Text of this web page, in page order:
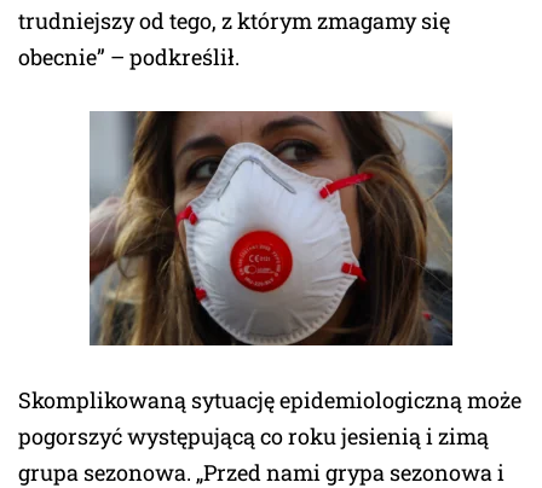
trudniejszy od tego, z którym zmagamy się
obecnie” – podkreślił.
Skomplikowaną sytuację epidemiologiczną może
pogorszyć występującą co roku jesienią i zimą
grupa sezonowa. „Przed nami grypa sezonowa i